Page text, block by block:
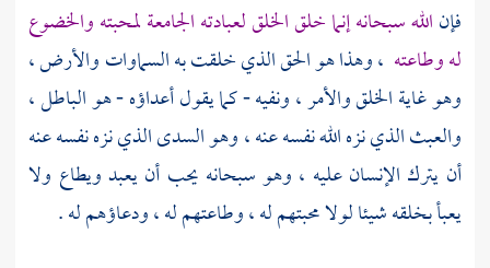
فإنالله سبحانه إنما خلق الخلق لعبادته الجامعة لمحبته والخضوع
له وطاعته ، وهذا هو الحق الذي خلقت به السماوات والأرض ،
وهو غاية الخلق والأمر ، ونفيه - كما يقول أعداؤه - هو الباطل ،
والعبث الذي نزه الله نفسه عنه ، وهوالسدىالذي نزه نفسه عنه
أن يترك الإنسان عليه ، وهو سبحانه يحب أن يعبد ويطاع ولا
يعبأ بخلقه شيئا لولا محبتهم له ، وطاعتهم له ، ودعاؤهم له .